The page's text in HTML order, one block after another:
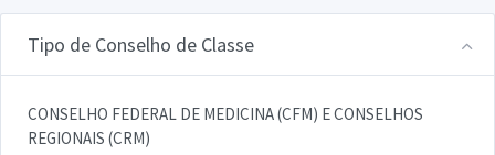
Tipo de Conselho de Classe
CONSELHO FEDERAL DE MEDICINA (CFM) E CONSELHOS
REGIONAIS (CRM)